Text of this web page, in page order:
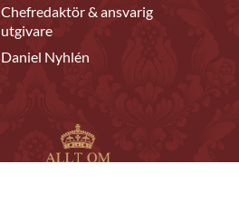
Chefredaktör & ansvarig
utgivare
Daniel Nyhlén